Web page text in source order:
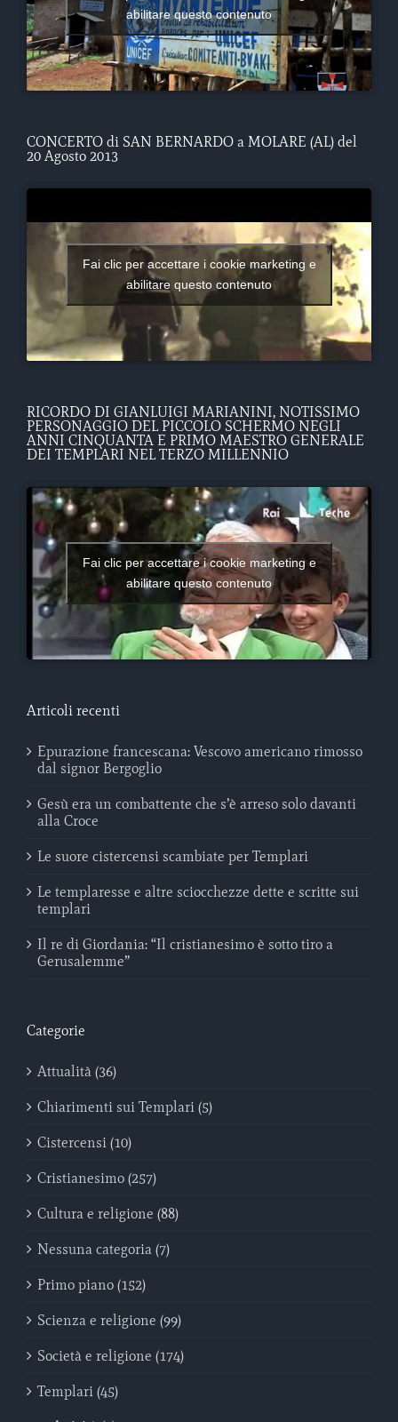
abilitare questo contenuto
CONCERTO di SAN BERNARDO a MOLARE (AL) del
20 Agosto 2013
Fai clic per accettare i cookie marketing e
abilitare questo contenuto
RICORDO DI GIANLUIGI MARIANINI, NOTISSIMO
PERSONAGGIO DEL PICCOLO SCHERMO NEGLI
ANNI CINQUANTA E PRIMO MAESTRO GENERALE
DEI TEMPLARI NEL TERZO MILLENNIO
Fai clic per accettare i cookie marketing e
abilitare questo contenuto
Articoli recenti
Epurazione francescana: Vescovo americano rimosso
dal signor Bergoglio
Gesù era un combattente che s’è arreso solo davanti
alla Croce
Le suore cistercensi scambiate per Templari
Le templaresse e altre sciocchezze dette e scritte sui
templari
Il re di Giordania: “Il cristianesimo è sotto tiro a
Gerusalemme”
Categorie
Attualità (36)
Chiarimenti sui Templari (5)
Cistercensi (10)
Cristianesimo (257)
Cultura e religione (88)
Nessuna categoria (7)
Primo piano (152)
Scienza e religione (99)
Società e religione (174)
Templari (45)